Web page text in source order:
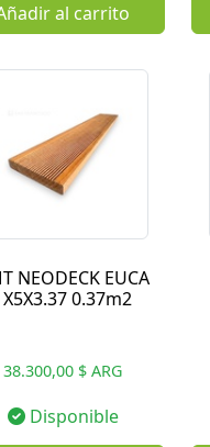
al carrito
NEODECK EUCA
0.37m2
38.300,00 $ ARG
Disponible